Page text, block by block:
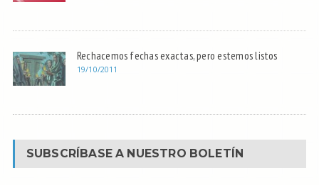
Rechacemos fechas exactas, pero estemos listos
19/10/2011
SUBSCRÍBASE A NUESTRO BOLETÍN